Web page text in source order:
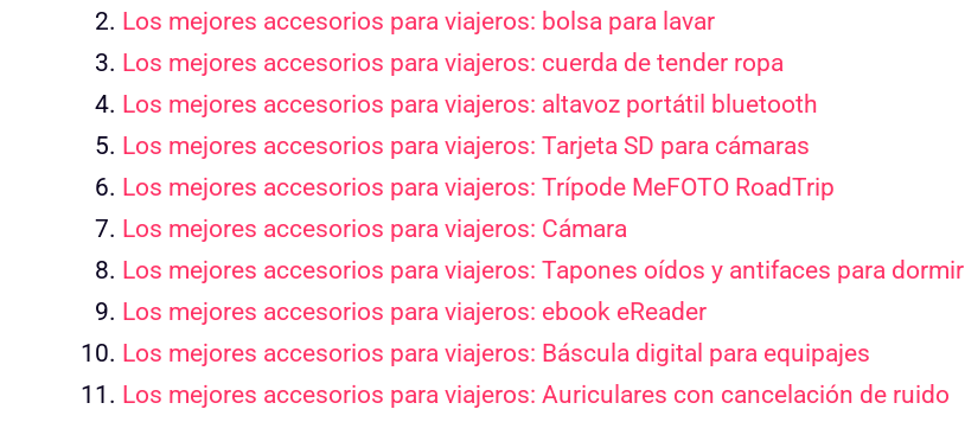
Los mejores accesorios para viajeros: bolsa para lavar
Los mejores accesorios para viajeros: cuerda de tender ropa
Los mejores accesorios para viajeros: altavoz portátil bluetooth
Los mejores accesorios para viajeros: Tarjeta SD para cámaras
Los mejores accesorios para viajeros: Trípode MeFOTO RoadTrip
Los mejores accesorios para viajeros: Cámara
Los mejores accesorios para viajeros: Tapones oídos y antifaces para dormir
Los mejores accesorios para viajeros: ebook eReader
Los mejores accesorios para viajeros: Báscula digital para equipajes
Los mejores accesorios para viajeros: Auriculares con cancelación de ruido